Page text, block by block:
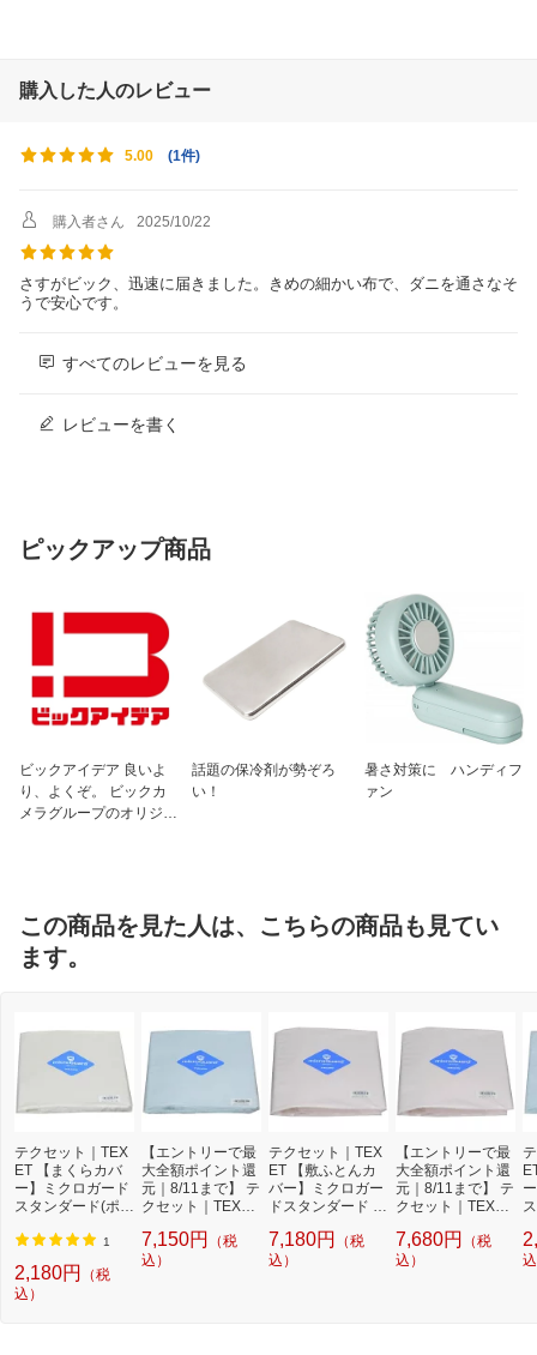
購入した人のレビュー
5.00 (1件)
購入者さん 2025/10/22
さすがビック、迅速に届きました。きめの細かい布で、ダニを通さなそ
うで安心です。
すべてのレビューを見る
レビューを書く
ピックアップ商品
ビックアイデア 良いよ
り、よくぞ。 ビックカ
メラグループのオリジナ
話題の保冷剤が勢ぞろ
い！
暑さ対策に ハンディフ
ァン
この商品を見た人は、こちらの商品も見てい
ます。
テクセット｜TEX
ET 【まくらカバ
ー】ミクロガード
スタンダード(ポリ
×65cm/ベージュ)
[MGS0001]
1
2,180円
（税
込）
【エントリーで最
大全額ポイント還
元｜8/11まで】 テ
クセット｜TEXET
ー】ミクロガード
スタンダード シン
7,150円
（税
込）
テクセット｜TEX
ET 【敷ふとんカ
バー】ミクロガー
ドスタンダード シ
エステル100%/10
5×215cm/ピンク)
7,180円
（税
込）
【エントリーで最
大全額ポイント還
元｜8/11まで】 テ
クセット｜TEXET
ー】 ミクロガード
スタンダード シン
7,680円
（税
込）